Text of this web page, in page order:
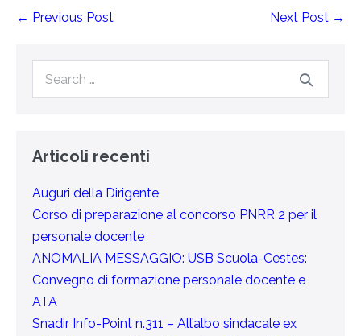
← Previous Post Next Post →
Articoli recenti
Auguri della Dirigente
Corso di preparazione al concorso PNRR 2 per il
personale docente
ANOMALIA MESSAGGIO: USB Scuola-Cestes:
Convegno di formazione personale docente e
ATA
Snadir Info-Point n.311 – All’albo sindacale ex